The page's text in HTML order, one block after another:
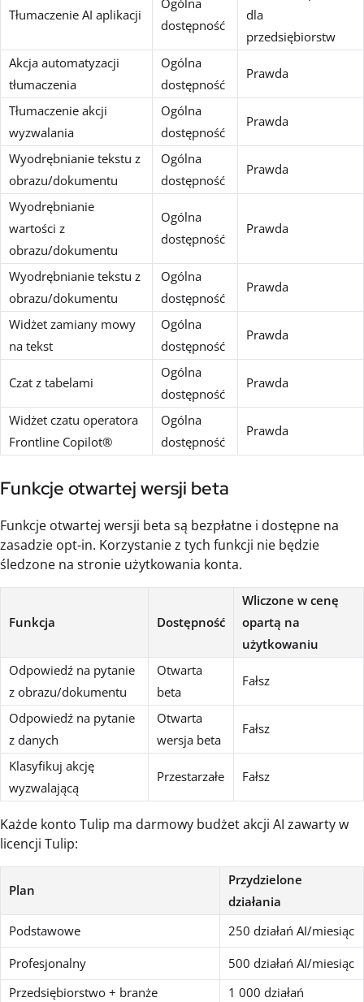
Tłumaczenie AI aplikacji
dostępność
dla
przedsiębiorstw
Akcja automatyzacji
tłumaczenia
Ogólna
dostępność
Prawda
Tłumaczenie akcji
wyzwalania
Ogólna
dostępność
Prawda
Wyodrębnianie tekstu z
obrazu/dokumentu
Ogólna
dostępność
Prawda
Wyodrębnianie
wartości z
obrazu/dokumentu
Ogólna
dostępność
Prawda
Wyodrębnianie tekstu z
obrazu/dokumentu
Ogólna
dostępność
Prawda
Widżet zamiany mowy
na tekst
Ogólna
dostępność
Prawda
Czat z tabelami
Ogólna
dostępność
Prawda
Widżet czatu operatora
Frontline Copilot®
Ogólna
dostępność
Prawda
Funkcje otwartej wersji beta
Funkcje otwartej wersji beta są bezpłatne i dostępne na
zasadzie opt-in. Korzystanie z tych funkcji nie będzie
śledzone na stronie użytkowania konta.
Funkcja Dostępność
Wliczone w cenę
opartą na
użytkowaniu
Odpowiedź na pytanie
z obrazu/dokumentu
Otwarta
beta
Fałsz
Odpowiedź na pytanie
z danych
Otwarta
wersja beta
Fałsz
Klasyfikuj akcję
wyzwalającą
Przestarzałe Fałsz
Każde konto Tulip ma darmowy budżet akcji AI zawarty w
licencji Tulip:
Plan
Przydzielone
działania
Podstawowe
250 działań AI/miesiąc
Profesjonalny
500 działań AI/miesiąc
Przedsiębiorstwo + branże
1 000 działań